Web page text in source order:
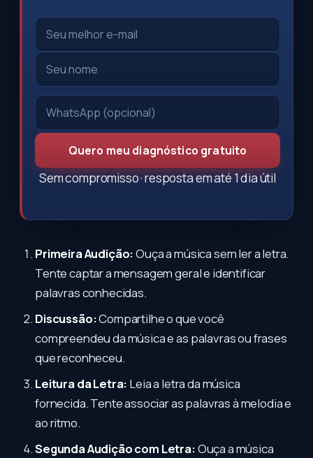
Quero meu diagnóstico gratuito
Sem compromisso · resposta em até 1 dia útil
Primeira Audição:Ouça a música sem ler a letra.
Tente captar a mensagem geral e identificar
palavras conhecidas.
Discussão:Compartilhe o que você
compreendeu da música e as palavras ou frases
que reconheceu.
Leitura da Letra: Leia a letra da música
fornecida. Tente associar as palavras à melodia e
ao ritmo.
Segunda Audição com Letra:Ouça a música